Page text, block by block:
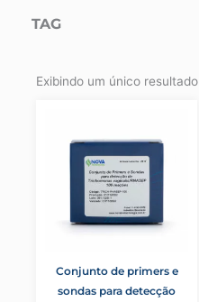
Pesquisa
TAG
Exibindo um único resultado
Conjunto de primers e
sondas para detecção